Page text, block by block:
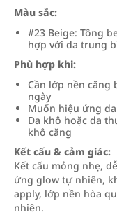
Màu sắc:
#23 Beige: Tông
hợp với da trung
Phù hợp khi:
Cần lớp nền căng
ngày
Muốn hiệu ứng
Da khô hoặc da
khô căng
Kết cấu & cảm giác:
Kết cấu mỏng nhẹ,
ứng glow tự nhiên,
apply, lớp nền hòa
nhiên.